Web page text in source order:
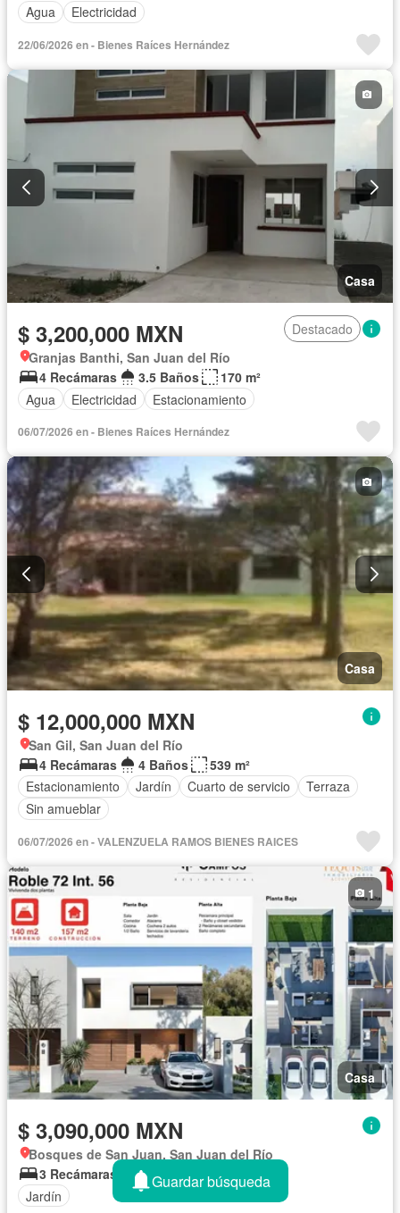
Agua
Electricidad
22/06/2026 en - Bienes Raíces Hernández
Casa
$ 3,200,000 MXN
Destacado
Granjas Banthi, San Juan del Río
4 Recámaras
3.5 Baños
170 m²
Agua
Electricidad Estacionamiento
06/07/2026 en - Bienes Raíces Hernández
Casa
$ 12,000,000 MXN
San Gil, San Juan del Río
4 Recámaras
4 Baños
539 m²
Estacionamiento
Jardín Cuarto de servicio
Terraza
Sin amueblar
06/07/2026 en - VALENZUELA RAMOS BIENES RAICES
Casa
1
$ 3,090,000 MXN
Bosques de San Juan, San Juan del Río
3 Recámaras
1.5 Baños
140 m²
Jardín
Guardar búsqueda